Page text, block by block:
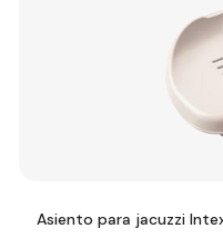
Asiento para jacuzzi